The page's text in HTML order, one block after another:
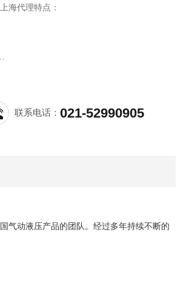
海代理特点：
联系电话：021-52990905
气动液压产品的团队。经过多年持续不断的